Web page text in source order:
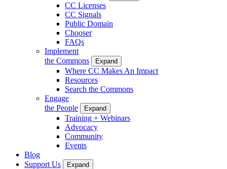
CC Licenses
CC Signals
Public Domain
Chooser
FAQs
Implement
the Commons
Expand
Where CC Makes An Impact
Resources
Search the Commons
Engage
the People
Expand
Training + Webinars
Advocacy
Community
Events
Blog
Support Us
Expand